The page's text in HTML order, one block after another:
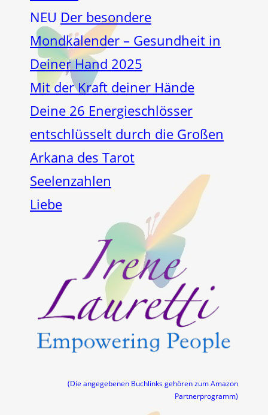
NEU Der besondere
Mondkalender – Gesundheit in
Deiner Hand 2025
Mit der Kraft deiner Hände
Deine 26 Energieschlösser
entschlüsselt durch die Großen
Arkana des Tarot
Seelenzahlen
Liebe
(Die angegebenen Buchlinks gehören zum Amazon
Partnerprogramm)